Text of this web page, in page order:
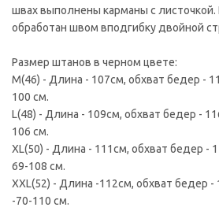
швах выполнены карманы с листочкой.
обработан швом вподгибку двойной
Размер штанов в черном цвете:
M(46) - Длина - 107см, обхват бедер -
100 см.
L(48) - Длина - 109см, обхват бедер -
106 см.
XL(50) - Длина - 111см, обхват бедер -
69-108 см.
XXL(52) - Длина -112см, обхват бедер -
-70-110 см.